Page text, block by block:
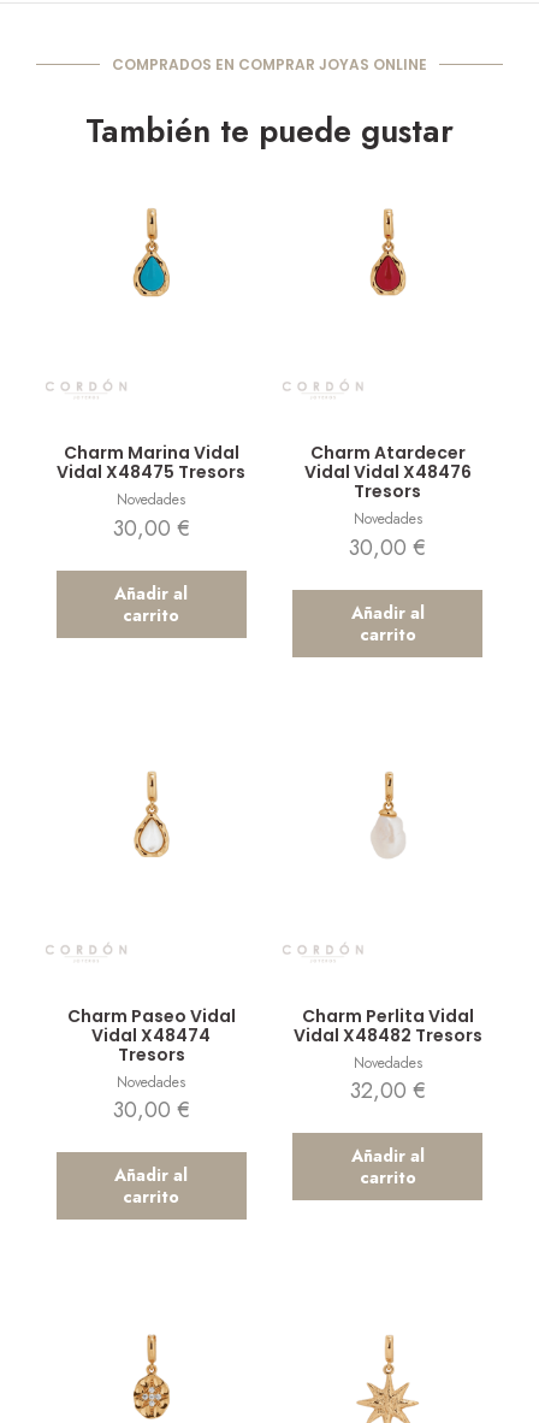
COMPRADOS EN COMPRAR JOYAS ONLINE
También te puede gustar
Charm Marina Vidal
Vidal X48475 Tresors
Novedades
30,00 €
Añadir al
carrito
Charm Atardecer
Vidal Vidal X48476
Tresors
Novedades
30,00€
Añadir al
carrito
Charm Paseo Vidal
Vidal X48474
Tresors
Novedades
30,00 €
Añadir al
carrito
Charm Perlita Vidal
Vidal X48482 Tresors
Novedades
32,00 €
Añadir al
carrito